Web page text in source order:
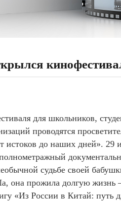
для школьников,
проводятся
истоков до наших дней».
судьбе своей
она прожила долгую жизнь
«Из России в Китай: путь